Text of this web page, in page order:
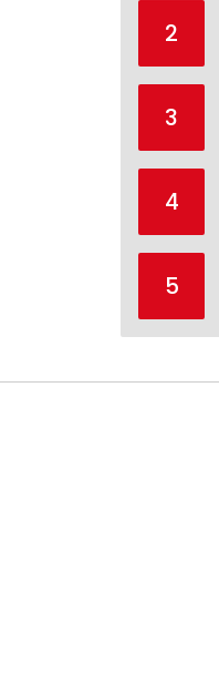
2
3
4
5